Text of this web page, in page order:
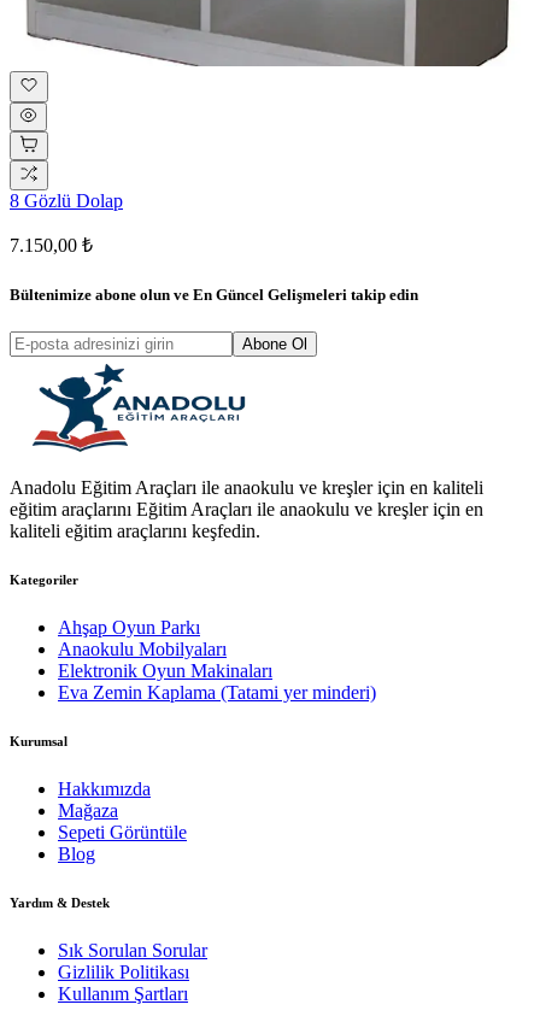
8 Gözlü Dolap
7.150,00 ₺
Bültenimize abone olun ve En Güncel Gelişmeleri takip edin
Abone Ol
Anadolu Eğitim Araçları ile anaokulu ve kreşler için en kaliteli
eğitim araçlarını Eğitim Araçları ile anaokulu ve kreşler için en
kaliteli eğitim araçlarını keşfedin.
Kategoriler
Ahşap Oyun Parkı
Anaokulu Mobilyaları
Elektronik Oyun Makinaları
Eva Zemin Kaplama (Tatami yer minderi)
Kurumsal
Hakkımızda
Mağaza
Sepeti Görüntüle
Blog
Yardım & Destek
Sık Sorulan Sorular
Gizlilik Politikası
Kullanım Şartları